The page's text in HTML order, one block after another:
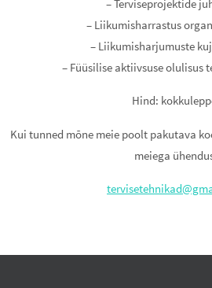
– Terviseprojektide
– Liikumisharrastus
– Liikumisharjumuste
– Füüsilise aktiivsuse olulisus
Hind:
Kui tunned mõne meie poolt pakutava
meiega